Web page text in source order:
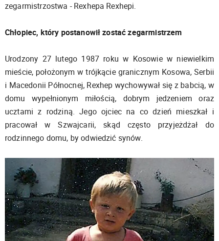
zegarmistrzostwa - Rexhepa Rexhepi.
Chłopiec, który postanowił zostać zegarmistrzem
Urodzony 27 lutego 1987 roku w Kosowie w niewielkim
mieście, położonym w trójkącie granicznym Kosowa, Serbii
i Macedonii Północnej, Rexhep wychowywał się z babcią, w
domu wypełnionym miłością, dobrym jedzeniem oraz
ucztami z rodziną. Jego ojciec na co dzień mieszkał i
pracował w Szwajcarii, skąd często przyjeżdżał do
rodzinnego domu, by odwiedzić synów.